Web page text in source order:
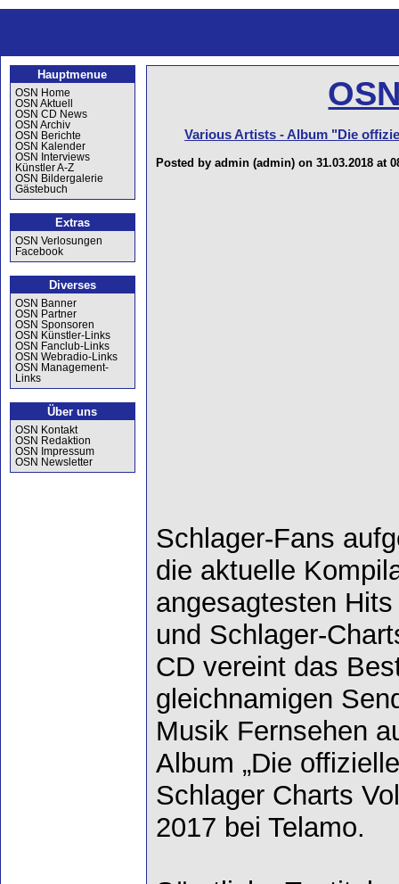
Hauptmenue
OSN Home
OSN Aktuell
OSN CD News
OSN Archiv
OSN Berichte
OSN Kalender
OSN Interviews
Künstler A-Z
OSN Bildergalerie
Gästebuch
Extras
OSN Verlosungen
Facebook
Diverses
OSN Banner
OSN Partner
OSN Sponsoren
OSN Künstler-Links
OSN Fanclub-Links
OSN Webradio-Links
OSN Management-
Links
Über uns
OSN Kontakt
OSN Redaktion
OSN Impressum
OSN Newsletter
Various Artists - Album "Die
Posted by admin (admin) on 31.03.2018 at
Schlager-Fans
die aktuelle
angesagtesten
und Schlager-
CD vereint das
gleichnamigen
Musik Fernsehen
Album „Die
Schlager Charts
2017 bei Telamo.